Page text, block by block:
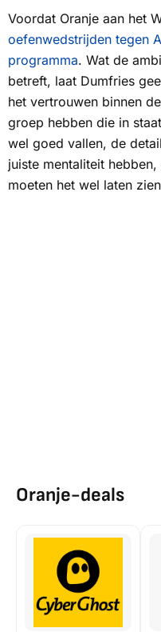
Voordat Oranje aan het
oefenwedstrijden tegen
programma. Wat de
betreft, laat Dumfries
het vertrouwen binnen
groep hebben die in
wel goed vallen, de
juiste mentaliteit
moeten het wel laten
Oranje-deals